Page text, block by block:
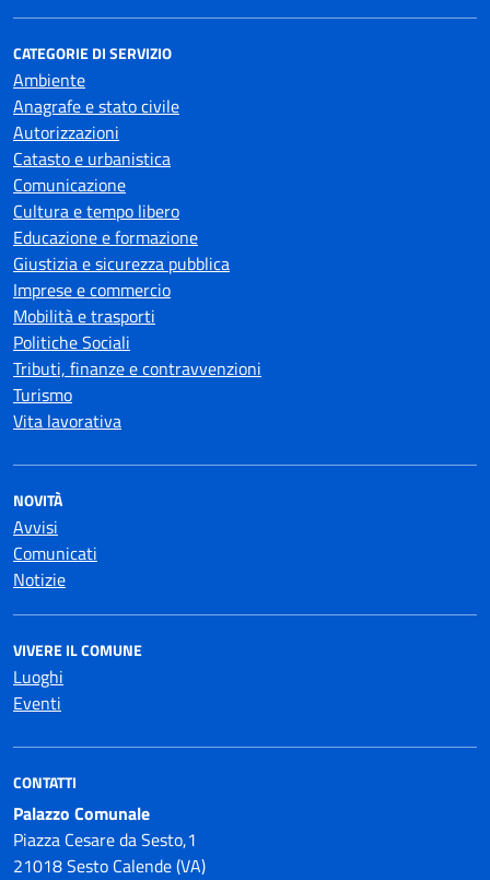
CATEGORIE DI SERVIZIO
Ambiente
Anagrafe e stato civile
Autorizzazioni
Catasto e urbanistica
Comunicazione
Cultura e tempo libero
Educazione e formazione
Giustizia e sicurezza pubblica
Imprese e commercio
Mobilità e trasporti
Politiche Sociali
Tributi, finanze e contravvenzioni
Turismo
Vita lavorativa
NOVITÀ
Avvisi
Comunicati
Notizie
VIVERE IL COMUNE
Luoghi
Eventi
CONTATTI
Palazzo Comunale
Piazza Cesare da Sesto,1
21018 Sesto Calende (VA)